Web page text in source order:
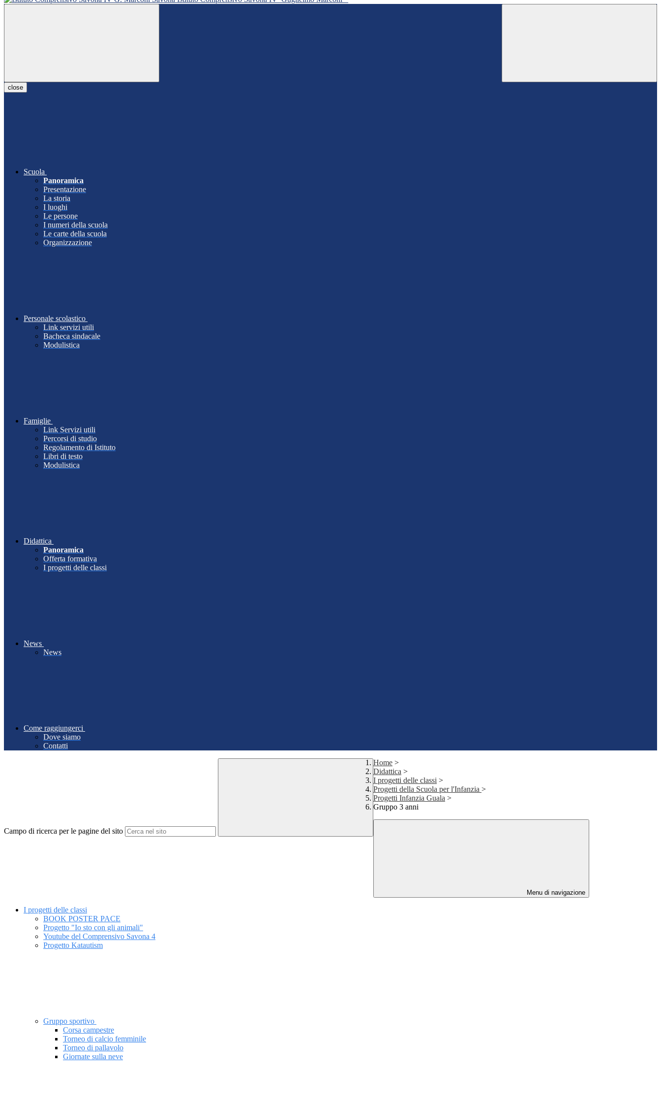
close
Scuola
Panoramica
Presentazione
La storia
I luoghi
Le persone
I numeri della scuola
Le carte della scuola
Organizzazione
Personale scolastico
Link servizi utili
Bacheca sindacale
Modulistica
Famiglie
Link Servizi utili
Percorsi di studio
Regolamento di Istituto
Libri di testo
Modulistica
Didattica
Panoramica
Offerta formativa
I progetti delle classi
News
News
Come raggiungerci
Dove siamo
Contatti
Campo di ricerca per le pagine del sito
Home >
Didattica >
I progetti delle classi >
Progetti della Scuola per l'Infanzia >
Progetti Infanzia Guala >
Gruppo 3 anni
Menu di navigazione
I progetti delle classi
BOOK POSTER PACE
Progetto "Io sto con gli animali"
Youtube del Comprensivo Savona 4
Progetto Katautism
Gruppo sportivo
Corsa campestre
Torneo di calcio femminile
Torneo di pallavolo
Giornate sulla neve